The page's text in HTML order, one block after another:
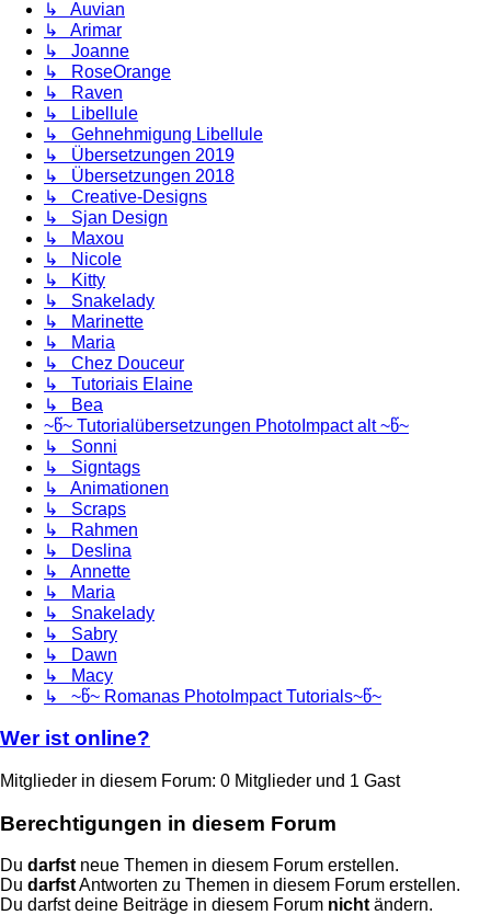
↳ Auvian
↳ Arimar
↳ Joanne
↳ RoseOrange
↳ Raven
↳ Libellule
↳ Gehnehmigung Libellule
↳ Übersetzungen 2019
↳ Übersetzungen 2018
↳ Creative-Designs
↳ Sjan Design
↳ Maxou
↳ Nicole
↳ Kitty
↳ Snakelady
↳ Marinette
↳ Maria
↳ Chez Douceur
↳ Tutoriais Elaine
↳ Bea
~წ~ Tutorialübersetzungen PhotoImpact alt ~წ~
↳ Sonni
↳ Signtags
↳ Animationen
↳ Scraps
↳ Rahmen
↳ Deslina
↳ Annette
↳ Maria
↳ Snakelady
↳ Sabry
↳ Dawn
↳ Macy
↳ ~წ~ Romanas PhotoImpact Tutorials~წ~
Wer ist online?
Mitglieder in diesem Forum: 0 Mitglieder und 1 Gast
Berechtigungen in diesem Forum
Du darfstneue Themen in diesem Forum erstellen.
Du darfstAntworten zu Themen in diesem Forum erstellen.
Du darfst deine Beiträge in diesem Forum nichtändern.